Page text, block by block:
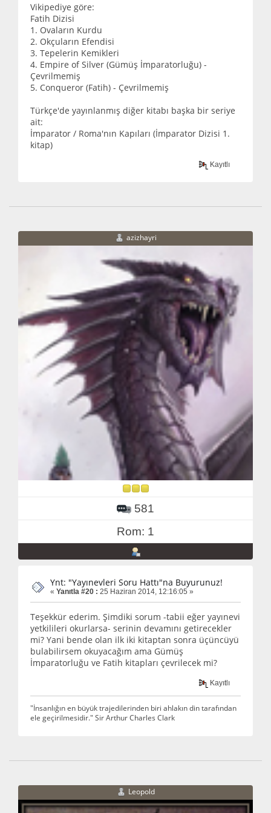
Vikipediye göre:
Fatih Dizisi
1. Ovaların Kurdu
2. Okçuların Efendisi
3. Tepelerin Kemikleri
4. Empire of Silver (Gümüş İmparatorluğu) -
Çevrilmemiş
5. Conqueror (Fatih) - Çevrilmemiş
Türkçe'de yayınlanmış diğer kitabı başka bir seriye
ait:
İmparator / Roma'nın Kapıları (İmparator Dizisi 1.
kitap)
Kayıtlı
azizhayri
581
Rom: 1
Ynt: "Yayınevleri Soru Hattı"na Buyurunuz!
« Yanıtla #20 : 25 Haziran 2014, 12:16:05 »
Teşekkür ederim. Şimdiki sorum -tabii eğer yayınevi
yetkilileri okurlarsa- serinin devamını getirecekler
mi? Yani bende olan ilk iki kitaptan sonra üçüncüyü
bulabilirsem okuyacağım ama Gümüş
İmparatorluğu ve Fatih kitapları çevrilecek mi?
Kayıtlı
"İnsanlığın en büyük trajedilerinden biri ahlakın din tarafından
ele geçirilmesidir." Sir Arthur Charles Clark
Leopold